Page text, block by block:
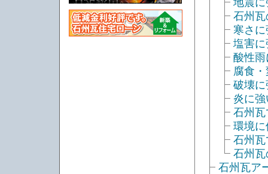
地震に
石州
寒さに
塩害に
酸性
腐食
破壊に
炎に強
石州
環境
石州
石州
石州瓦ア